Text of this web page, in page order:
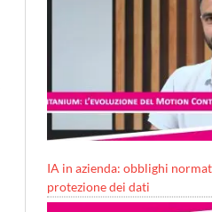
IA in azienda: obblighi
protezione dei dati